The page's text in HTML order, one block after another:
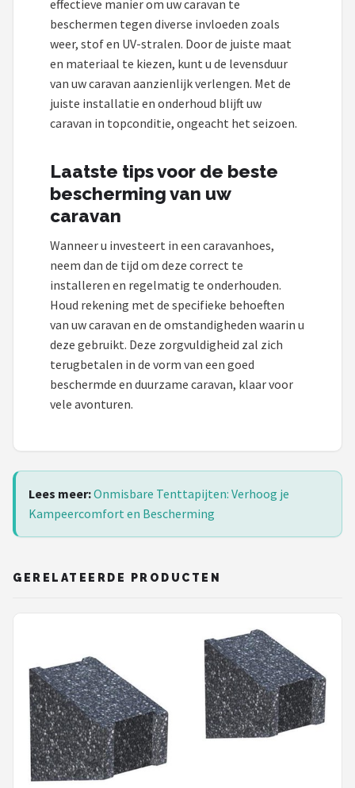
effectieve manier om uw caravan te
beschermen tegen diverse invloeden zoals
weer, stof en UV-stralen. Door de juiste maat
en materiaal te kiezen, kunt u de levensduur
van uw caravan aanzienlijk verlengen. Met de
juiste installatie en onderhoud blijft uw
caravan in topconditie, ongeacht het seizoen.
Laatste tips voor de beste
bescherming van uw
caravan
Wanneer u investeert in een caravanhoes,
neem dan de tijd om deze correct te
installeren en regelmatig te onderhouden.
Houd rekening met de specifieke behoeften
van uw caravan en de omstandigheden waarin u
deze gebruikt. Deze zorgvuldigheid zal zich
terugbetalen in de vorm van een goed
beschermde en duurzame caravan, klaar voor
vele avonturen.
Lees meer:Onmisbare Tenttapijten: Verhoog je
Kampeercomfort en Bescherming
GERELATEERDE PRODUCTEN